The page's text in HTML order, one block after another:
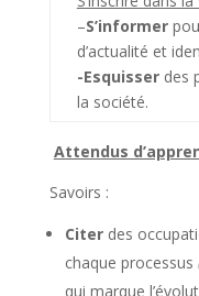
–S’informer
d’actualité et
-Esquisser des
la société.
Attendus
Savoirs :
Citer des
chaque processus
qui marque